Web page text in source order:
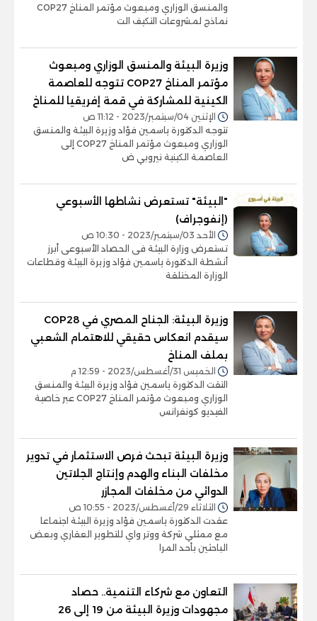
والمنسق الوزاري ومبعوث مؤتمر المناخ COP27
نماذج لمشروعات التكيف الت
وزيرة البيئة والمنسق الوزاري ومبعوث
مؤتمر المناخ COP27 تتوجه للعاصمة
الكينية للمشاركة في قمة إفريقيا للمناخ
الإثنين 04/سبتمبر/2023 - 11:12 ص
تتوجه الدكتورة ياسمين فؤاد وزيرة البيئة والمنسق
الوزاري ومبعوث مؤتمر المناخ COP27 إلى
العاصمة الكينية نيروبي ض
"البيئة" تستعرض نشاطها الأسبوعي
(إنفوجراف)
الأحد 03/سبتمبر/2023 - 10:30 ص
تستعرض وزارة البيئة فى الحصاد الأسبوعى أبرز
أنشطة الدكتورة ياسمين فؤاد وزيرة البيئة وقطاعات
الوزارة المختلقة
وزيرة البيئة: الجناح المصري في COP28
سيقدم انعكاس حقيقي للاهتمام الشعبي
بملف المناخ
الخميس 31/أغسطس/2023 - 12:59 م
التقت الدكتورة ياسمين فؤاد وزيرة البيئة والمنسق
الوزاري ومبعوث مؤتمر المناخ COP27 عبر خاصية
الفيديو كونفرانس
وزيرة البيئة تبحث فرص الاستثمار في تدوير
مخلفات البناء والهدم وإنتاج الجلاتين
الدوائي من مخلفات المجازر
الثلاثاء 29/أغسطس/2023 - 10:55 ص
عقدت الدكتورة ياسمين فؤاد وزيرة البيئة اجتماعا
مع ممثلي شركة ووتر واي للتطوير العقاري وبعض
الباحثين بأحد المرا
التعاون مع شركاء التنمية.. حصاد
مجهودات وزيرة البيئة من 19 إلى 26